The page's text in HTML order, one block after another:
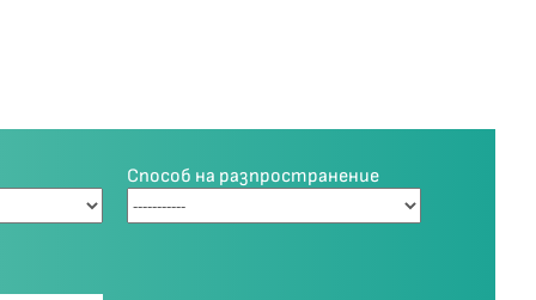
Способ на разпространение